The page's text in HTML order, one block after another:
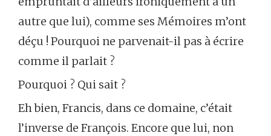
autre que lui), comme ses Mémoires m’ont
déçu ! Pourquoi ne parvenait-il pas à écrire
comme il parlait ?
Pourquoi ? Qui sait ?
Eh bien, Francis, dans ce domaine, c’était
l’inverse de François. Encore que lui, non